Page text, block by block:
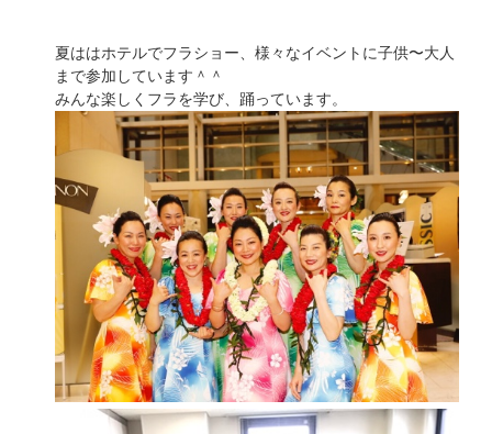
夏ははホテルでフラショー、様々なイベントに子供〜大人
まで参加しています＾＾
みんな楽しくフラを学び、踊っています。